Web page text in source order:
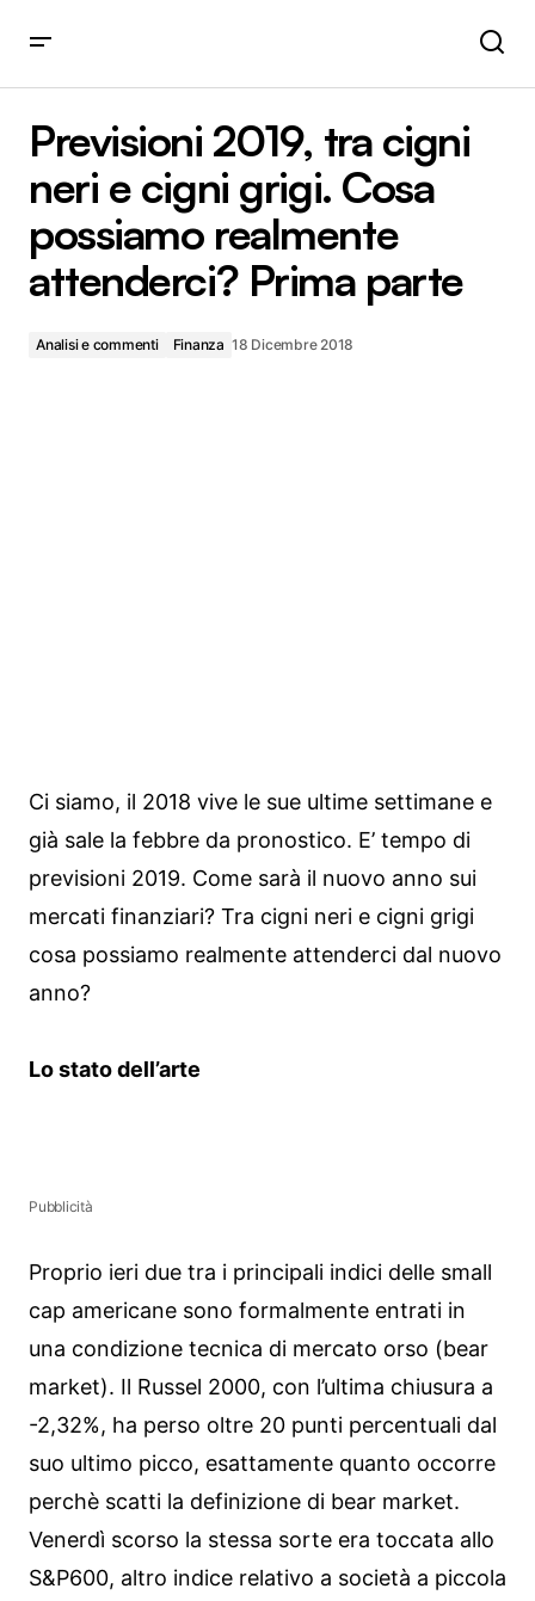
realmente attenderci? Prima parte
Previsioni 2019, tra cigni
neri e cigni grigi. Cosa
possiamo realmente
attenderci? Prima parte
Analisi e commenti Finanza 18 Dicembre 2018
Ci siamo, il 2018 vive le sue ultime settimane e
già sale la febbre da pronostico. E’ tempo di
previsioni 2019. Come sarà il nuovo anno sui
mercati finanziari? Tra cigni neri e cigni grigi
cosa possiamo realmente attenderci dal nuovo
anno?
Lo stato dell’arte
Pubblicità
Proprio ieri due tra i principali indici delle small
cap americane sono formalmente entrati in
una condizione tecnica di mercato orso (bear
market). Il Russel 2000, con l’ultima chiusura a
-2,32%, ha perso oltre 20 punti percentuali dal
suo ultimo picco, esattamente quanto occorre
perchè scatti la definizione di bear market.
Venerdì scorso la stessa sorte era toccata allo
S&P600, altro indice relativo a società a piccola